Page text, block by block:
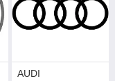
AUDI